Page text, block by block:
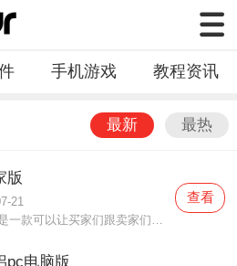
手机游戏 教程资讯
最新 最热
版
21
查看
pc电脑版